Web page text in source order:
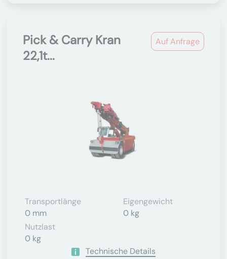
Auf Anfrage
Pick & Carry Kran
22,1t...
Transportlänge
0 mm
Eigengewicht
0 kg
Nutzlast
0 kg
Technische Details